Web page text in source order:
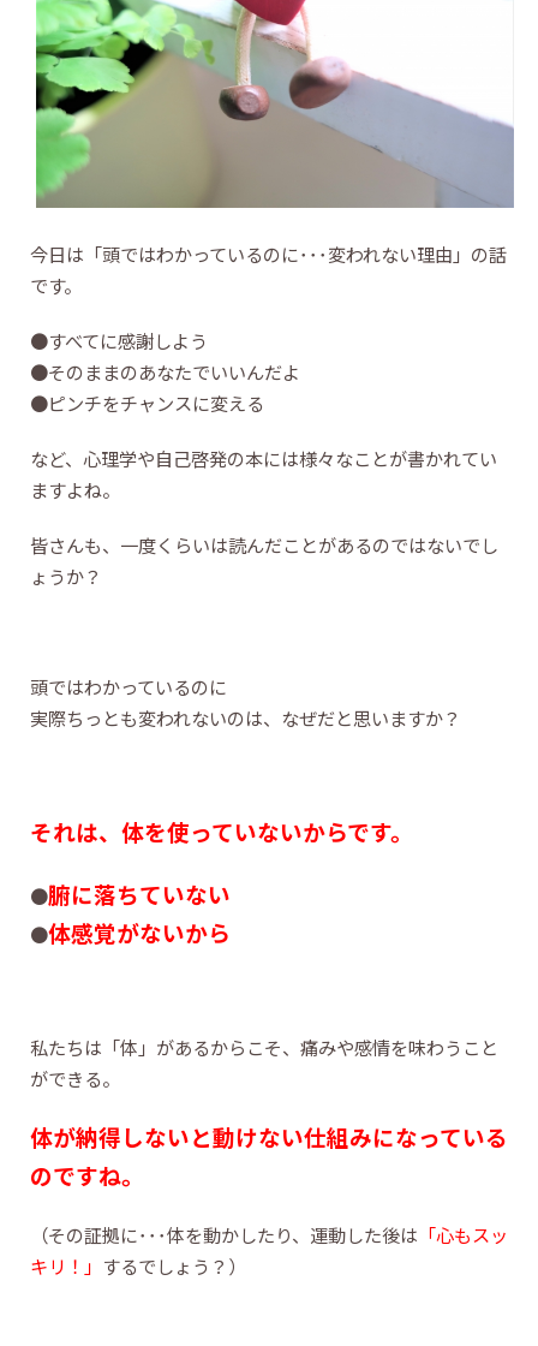
今日は「頭ではわかっているのに･･･変われない理由」の話
です。
●すべてに感謝しよう
●そのままのあなたでいいんだよ
●ピンチをチャンスに変える
など、心理学や自己啓発の本には様々なことが書かれてい
ますよね。
皆さんも、一度くらいは読んだことがあるのではないでし
ょうか？
頭ではわかっているのに
実際ちっとも変われないのは、なぜだと思いますか？
それは、体を使っていないからです。
●腑に落ちていない
●体感覚がないから
私たちは「体」があるからこそ、痛みや感情を味わうこと
ができる。
体が納得しないと動けない仕組みになっている
のですね。
（その証拠に･･･体を動かしたり、運動した後は 「心もスッ
キリ！」 するでしょう？）